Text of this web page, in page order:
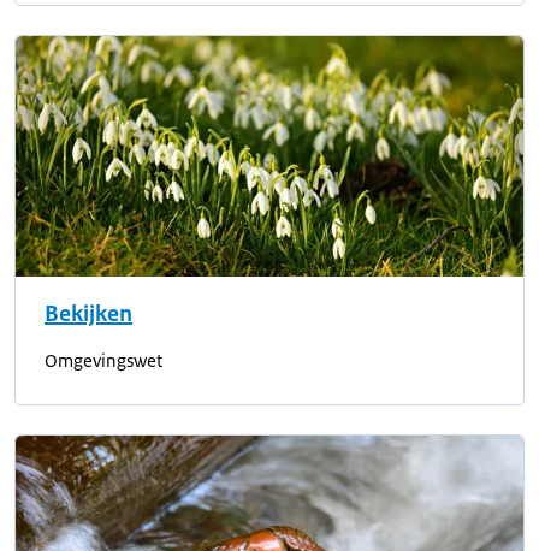
Bekijken
Omgevingswet